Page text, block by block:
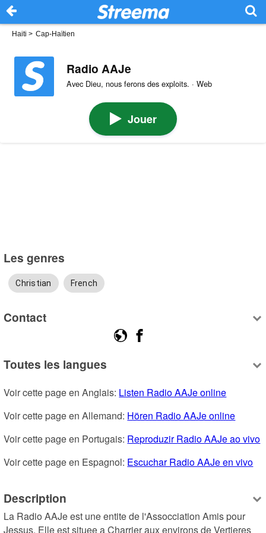
Haiti > Cap-Haïtien
Radio AAJe
Avec Dieu, nous ferons des exploits. · Web
Jouer
Les genres
Christian French
Contact
Toutes les langues
Voir cette page en Anglais: Listen Radio AAJe online
Voir cette page en Allemand: Hören Radio AAJe online
Voir cette page en Portugais: Reproduzir Radio AAJe ao vivo
Voir cette page en Espagnol: Escuchar Radio AAJe en vivo
Description
La Radio AAJe est une entite de l'Assocciation Amis pour
Jessus. Elle est situee a Charrier aux environs de Vertieres